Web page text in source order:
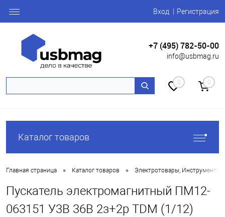
Вход Регистрация
+7 (495) 782-50-00
info@usbmag.ru
0 0
Каталог товаров
Главная страница • Каталог товаров • Электротовары, Инструменты
Пускатель электромагнитный ПМ12-
063151 У3В 36B 2з+2р TDM (1/12)